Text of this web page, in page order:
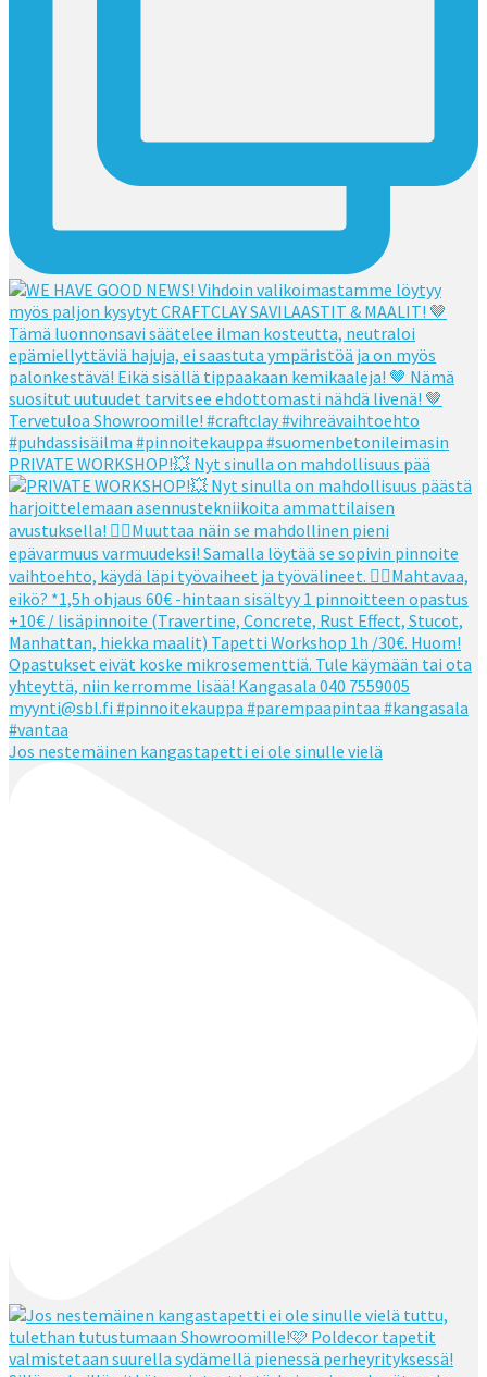
PRIVATE WORKSHOP!💥 Nyt sinulla on mahdollisuus pää
Jos nestemäinen kangastapetti ei ole sinulle vielä